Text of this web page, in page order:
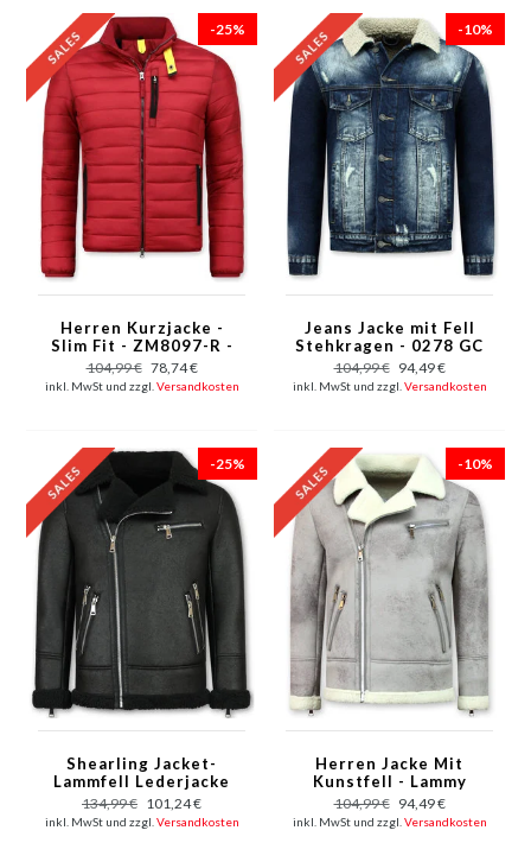
-25%
Herren Kurzjacke -
Slim Fit - ZM8097-R -
Rot
104,99 € 78,74 €
inkl. MwSt und zzgl. Versandkosten
-10%
Jeans Jacke mit Fell
Stehkragen - 0278 GC
- Blau
104,99 € 94,49 €
inkl. MwSt und zzgl. Versandkosten
-25%
Shearling Jacket-
Lammfell Lederjacke
Herren - Kunstpelz -
Schwarz
134,99 € 101,24 €
inkl. MwSt und zzgl. Versandkosten
-10%
Herren Jacke Mit
Kunstfell - Lammy
Coat - Grau
104,99 € 94,49 €
inkl. MwSt und zzgl. Versandkosten